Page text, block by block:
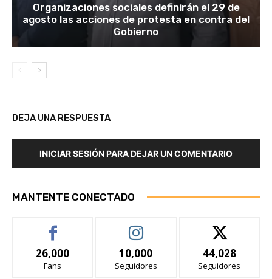
Organizaciones sociales definirán el 29 de
agosto las acciones de protesta en contra del
Gobierno
DEJA UNA RESPUESTA
INICIAR SESIÓN PARA DEJAR UN COMENTARIO
MANTENTE CONECTADO
26,000
Fans
10,000
Seguidores
44,028
Seguidores